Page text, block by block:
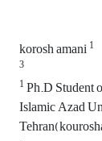
korosh amani1
3
1Ph.D Student
Islamic Azad